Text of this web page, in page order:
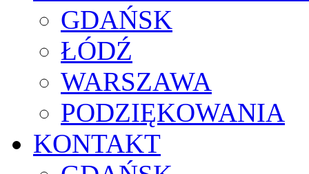
GDAŃSK
ŁÓDŹ
WARSZAWA
PODZIĘKOWANIA
KONTAKT